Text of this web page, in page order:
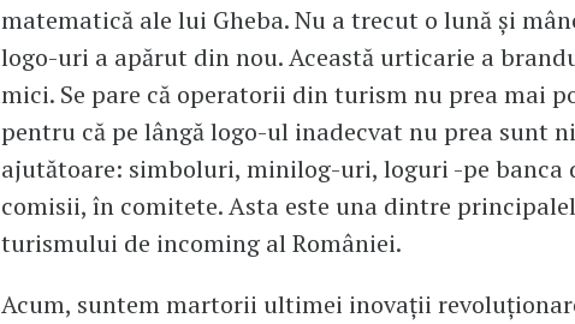
matematică ale lui Gheba. Nu a trecut o lună și
logo-uri a apărut din nou. Această urticarie a
mici. Se pare că operatorii din turism nu prea mai
pentru că pe lângă logo-ul inadecvat nu prea sunt
ajutătoare: simboluri, minilog-uri, loguri -pe banca
comisii, în comitete. Asta este una dintre
turismului de incoming al României.
Acum, suntem martorii ultimei inovații